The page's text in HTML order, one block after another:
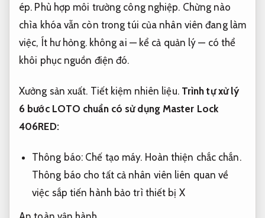
ép. Phù hợp môi trường công nghiệp. Chừng nào
chìa khóa vẫn còn trong túi của nhân viên đang làm
việc, Ít hư hỏng.không ai — kể cả quản lý — có thể
khôi phục nguồn điện đó.
Xưởng sản xuất. Tiết kiệm nhiên liệu. Trình tự xử lý
6 bước LOTO chuẩn có sử dụng Master Lock
406RED:
Thông báo: Chế tạo máy. Hoàn thiện chắc chắn.
Thông báo cho tất cả nhân viên liên quan về
việc sắp tiến hành bảo trì thiết bị X